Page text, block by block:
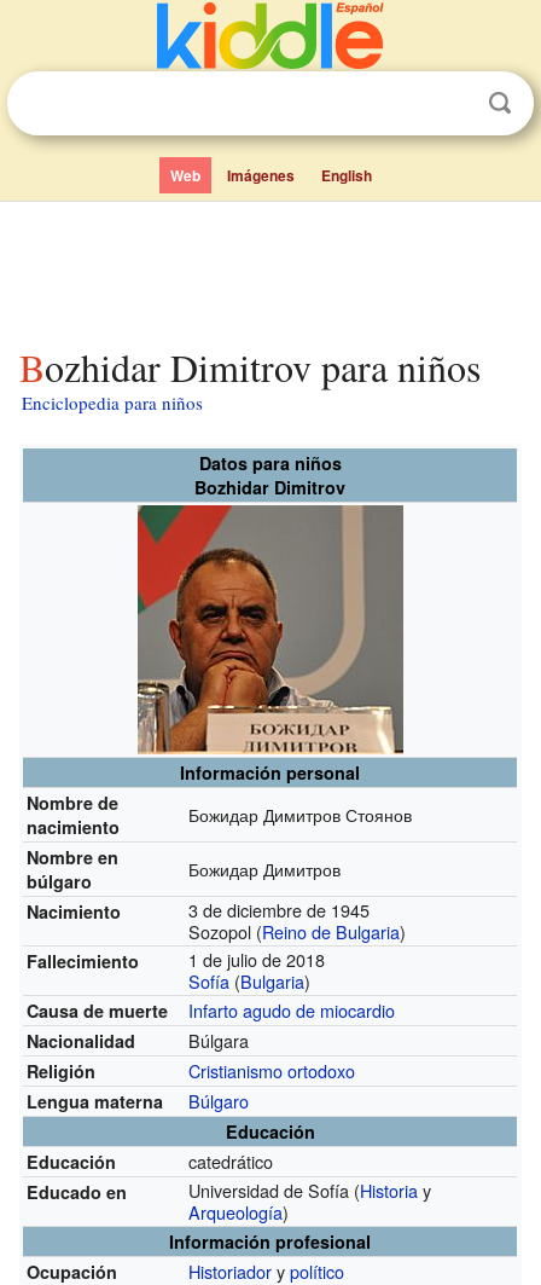
Web Imágenes English
Bozhidar Dimitrov para niños
Enciclopedia para niños
Datos para niños
Bozhidar Dimitrov
Información personal
Nombre de
nacimiento
Божидар Димитров Стоянов
Nombre en
búlgaro
Божидар Димитров
Nacimiento
3 de diciembre de 1945
Sozopol (Reino de Bulgaria)
Fallecimiento
1 de julio de 2018
Sofía (Bulgaria)
Causa de muerte Infarto agudo de miocardio
Nacionalidad Búlgara
Religión Cristianismo ortodoxo
Lengua materna Búlgaro
Educación
Educación
catedrático
Educado en Universidad de Sofía (Historiay
Arqueología)
Información profesional
Ocupación
Historiadorypolítico